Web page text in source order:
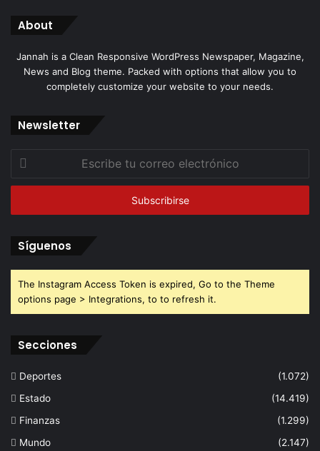
About
Jannah is a Clean Responsive WordPress Newspaper, Magazine,
News and Blog theme. Packed with options that allow you to
completely customize your website to your needs.
Newsletter
Escribe
correo
Síguenos
The Instagram Access Token is expired, Go to the Theme
options page > Integrations, to to refresh it.
Secciones
Deportes
(1.072)
Estado
(14.419)
Finanzas
(1.299)
Mundo
(2.147)